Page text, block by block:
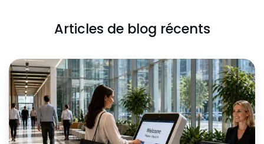
Articles de blog récents